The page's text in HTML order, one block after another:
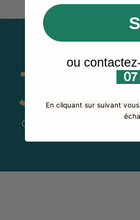
350
Clients Satisfaits
ou
07
En cliquant sur suivant